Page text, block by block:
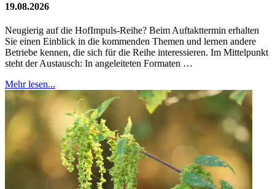
19.08.2026
Neugierig auf die HofImpuls‑Reihe? Beim Auftakttermin erhalten
Sie einen Einblick in die kommenden Themen und lernen andere
Betriebe kennen, die sich für die Reihe interessieren. Im Mittelpunkt
steht der Austausch: In angeleiteten Formaten …
Mehr lesen...